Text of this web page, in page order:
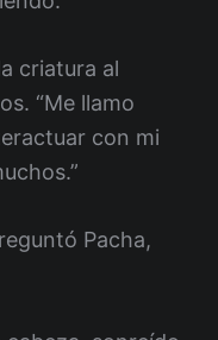
criatura al
“Me llamo
con mi
Pacha,